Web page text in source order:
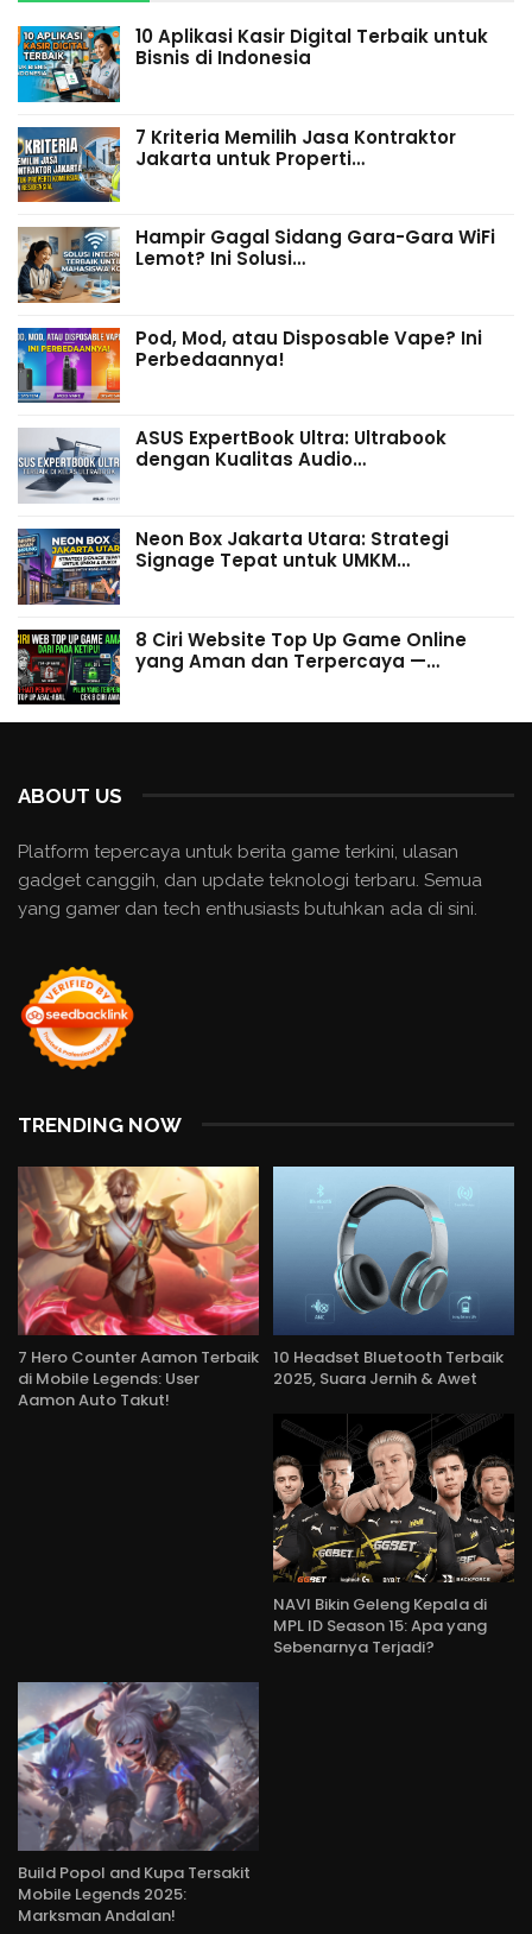
10 Aplikasi Kasir Digital Terbaik untuk
Bisnis di Indonesia
7 Kriteria Memilih Jasa Kontraktor
Jakarta untuk Properti…
Hampir Gagal Sidang Gara-Gara WiFi
Lemot? Ini Solusi…
Pod, Mod, atau Disposable Vape? Ini
Perbedaannya!
ASUS ExpertBook Ultra: Ultrabook
dengan Kualitas Audio…
Neon Box Jakarta Utara: Strategi
Signage Tepat untuk UMKM…
8 Ciri Website Top Up Game Online
yang Aman dan Terpercaya —…
ABOUT US
Platform tepercaya untuk berita game terkini, ulasan
gadget canggih, dan update teknologi terbaru. Semua
yang gamer dan tech enthusiasts butuhkan ada di sini.
TRENDING NOW
7 Hero Counter Aamon Terbaik
di Mobile Legends: User
Aamon Auto Takut!
10 Headset Bluetooth Terbaik
2025, Suara Jernih & Awet
NAVI Bikin Geleng Kepala di
MPL ID Season 15: Apa yang
Sebenarnya Terjadi?
Build Popol and Kupa Tersakit
Mobile Legends 2025:
Marksman Andalan!